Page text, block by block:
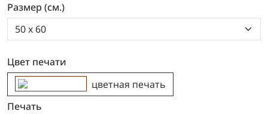
Размер (см.)
Цвет печати
цветная печать
цветная печать
Печать